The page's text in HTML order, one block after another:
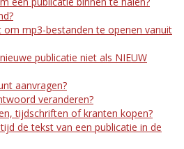
mp3-bestanden te openen vanuit
publicatie niet als NIEUW
aanvragen?
veranderen?
tijdschriften of kranten kopen?
de tekst van een publicatie in de